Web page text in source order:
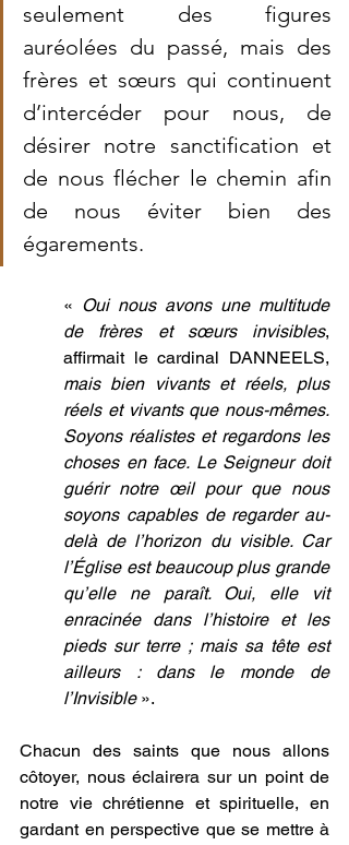
seulement des figures
auréolées du passé, mais des
frères et sœurs qui continuent
d’intercéder pour nous, de
désirer notre sanctification et
de nous flécher le chemin afin
de nous éviter bien des
égarements.
« Oui nous avons une multitude
de frères et sœurs invisibles,
mais bien vivants et réels, plus
réels et vivants que nous-mêmes.
Soyons réalistes et regardons les
choses en face. Le Seigneur doit
guérir notre œil pour que nous
soyons capables de regarder au-
delà de l’horizon du visible. Car
l’Église est beaucoup plus grande
qu’elle ne paraît. Oui, elle vit
enracinée dans l’histoire et les
pieds sur terre ; mais sa tête est
ailleurs : dans le monde de
l’Invisible ».
Chacun des saints que nous allons
côtoyer, nous éclairera sur un point de
notre vie chrétienne et spirituelle, en
gardant en perspective que se mettre à